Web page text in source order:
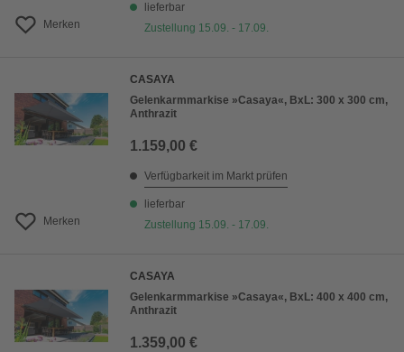
Merken
lieferbar
Zustellung 15.09. - 17.09.
Merken
CASAYA
Gelenkarmmarkise »Casaya«, BxL: 300 x 300 cm,
Anthrazit
1.159,00 €
Verfügbarkeit im Markt prüfen
lieferbar
Zustellung 15.09. - 17.09.
CASAYA
Gelenkarmmarkise »Casaya«, BxL: 400 x 400 cm,
Anthrazit
1.359,00 €